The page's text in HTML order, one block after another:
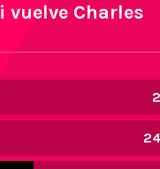
vuelve Charles
2
24